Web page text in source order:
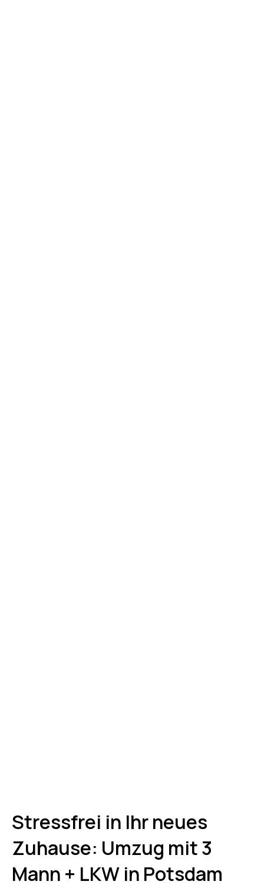
Stressfrei in Ihr neues
Zuhause: Umzug mit 3
Mann + LKW in Potsdam